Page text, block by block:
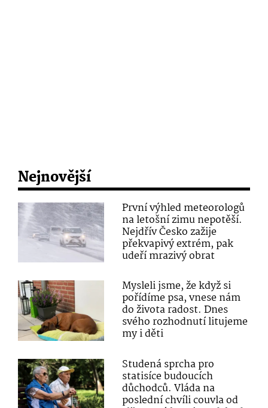
Nejnovější
První výhled meteorologů
na letošní zimu nepotěší.
Nejdřív Česko zažije
překvapivý extrém, pak
udeří mrazivý obrat
Mysleli jsme, že když si
pořídíme psa, vnese nám
do života radost. Dnes
svého rozhodnutí litujeme
my i děti
Studená sprcha pro
statisíce budoucích
důchodců. Vláda na
poslední chvíli couvla od